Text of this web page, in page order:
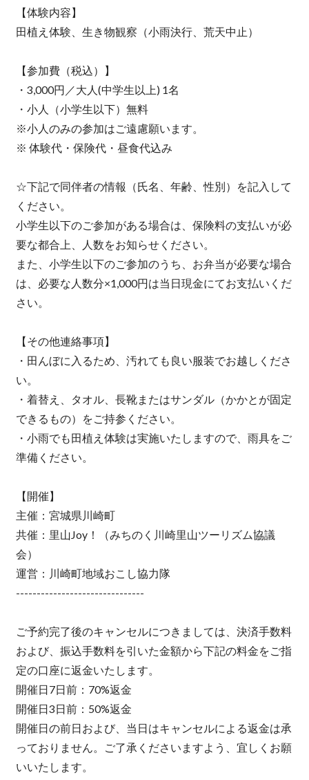
【体験内容】
田植え体験、生き物観察（小雨決行、荒天中止）
【参加費（税込）】
・3,000円／大人(中学生以上) 1名
・小人（小学生以下）無料
※小人のみの参加はご遠慮願います。
※ 体験代・保険代・昼食代込み
☆下記で同伴者の情報（氏名、年齢、性別）を記入して
ください。
小学生以下のご参加がある場合は、保険料の支払いが必
要な都合上、人数をお知らせください。
また、小学生以下のご参加のうち、お弁当が必要な場合
は、必要な人数分×1,000円は当日現金にてお支払いくだ
さい。
【その他連絡事項】
・田んぼに入るため、汚れても良い服装でお越しくださ
い。
・着替え、タオル、長靴またはサンダル（かかとが固定
できるもの）をご持参ください。
・小雨でも田植え体験は実施いたしますので、雨具をご
準備ください。
【開催】
主催：宮城県川崎町
共催：里山Joy！（みちのく川崎里山ツーリズム協議
会）
運営：川崎町地域おこし協力隊
-------------------------------
ご予約完了後のキャンセルにつきましては、決済手数料
および、振込手数料を引いた金額から下記の料金をご指
定の口座に返金いたします。
開催日7日前：70%返金
開催日3日前：50%返金
開催日の前日および、当日はキャンセルによる返金は承
っておりません。ご了承くださいますよう、宜しくお願
いいたします。